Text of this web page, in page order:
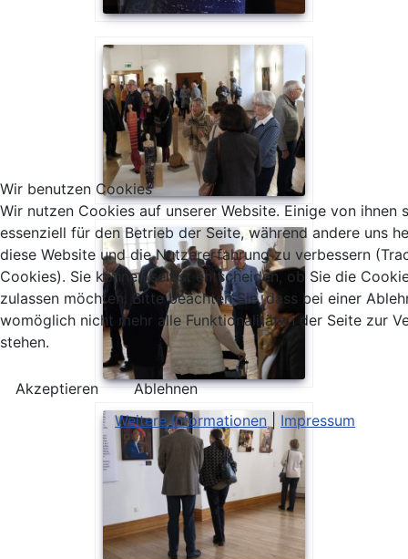
Wir benutzen Cookies
Wir nutzen Cookies auf unserer Website. Einige von ihnen
essenziell für den Betrieb der Seite, während andere uns
diese Website und die Nutzererfahrung zu verbessern
Cookies). Sie können selbst entscheiden, ob Sie die
zulassen möchten. Bitte beachten Sie, dass bei einer
womöglich nicht mehr alle Funktionalitäten der Seite zur
stehen.
Akzeptieren
Ablehnen
Weitere Informationen
Impressum